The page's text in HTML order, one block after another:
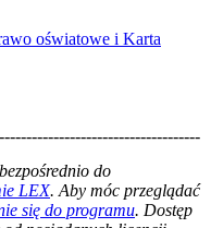
oświatowe i Karta
do
LEX. Aby móc przeglądać
się do programu. Dostęp